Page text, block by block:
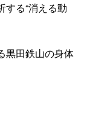
る“消える動
田鉄山の身体